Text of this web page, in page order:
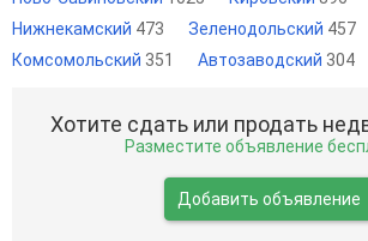
Нижнекамский 473 Зеленодольский 457
Комсомольский 351 Автозаводский 304
Хотите сдать или продать
Разместите объявление
Добавить объявление